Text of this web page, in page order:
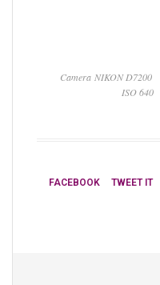
Camera NIKON D7200
ISO 640
FACEBOOK TWEET IT